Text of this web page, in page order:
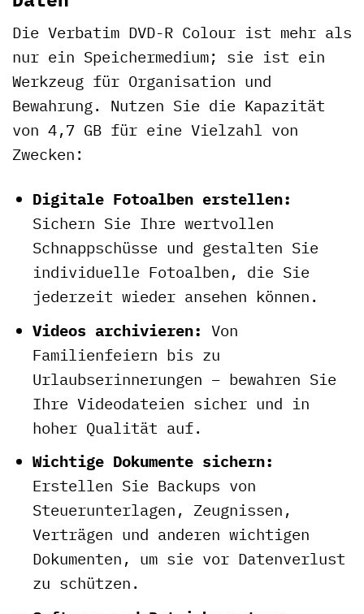
Die Verbatim DVD-R Colour ist mehr als
nur ein Speichermedium; sie ist ein
Werkzeug für Organisation und
Bewahrung. Nutzen Sie die Kapazität
von 4,7 GB für eine Vielzahl von
Zwecken:
Digitale Fotoalben erstellen:
Sichern Sie Ihre wertvollen
Schnappschüsse und gestalten Sie
individuelle Fotoalben, die Sie
jederzeit wieder ansehen können.
Videos archivieren: Von
Familienfeiern bis zu
Urlaubserinnerungen – bewahren Sie
Ihre Videodateien sicher und in
hoher Qualität auf.
Wichtige Dokumente sichern:
Erstellen Sie Backups von
Steuerunterlagen, Zeugnissen,
Verträgen und anderen wichtigen
Dokumenten, um sie vor Datenverlust
zu schützen.